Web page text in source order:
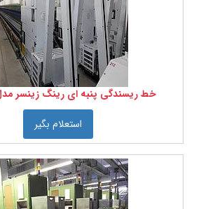
استعلام بگیر